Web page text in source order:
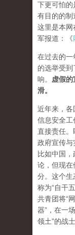
下更可怕
有目的的制
这里是本网
军报道：《
在过去的一
的选举受
响。 虚假
滑。
近年来，各
信息安全工
直接责任。
政府宣传与
比如中国
论，但现在
分。这个生
称为“自干
共青团将“
器”，在一
领土”的战士